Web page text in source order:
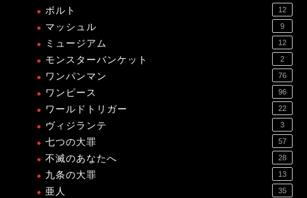
ボルト 12
マッシュル 9
ミュージアム 12
モンスターバンケット 2
ワンパンマン 76
ワンピース 96
ワールドトリガー 22
ヴィジランテ 3
七つの大罪 57
不滅のあなたへ 28
九条の大罪 13
亜人 35